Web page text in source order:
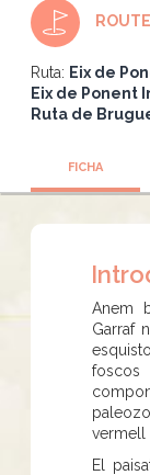
Ruta: Eix de
Eix de Ponent
Ruta de
FICHA
Anem
Garraf
vermell
El